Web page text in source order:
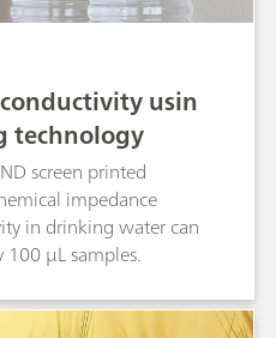
usin
technology
screen printed
impedance
in drinking water can
µL samples.